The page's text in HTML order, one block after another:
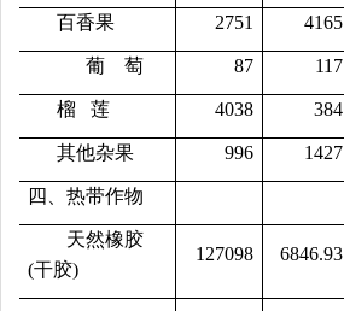
百香果 2751 4165
葡 萄 87 117
榴 莲 4038 384
其他杂果 996 1427
四、热带作物
天然橡胶
(干胶)
127098 6846.93